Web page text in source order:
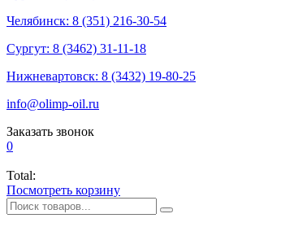
Челябинск: 8 (351) 216-30-54
Сургут: 8 (3462) 31-11-18
Нижневартовск: 8 (3432) 19-80-25
info@olimp-oil.ru
Заказать звонок
0
Total:
Посмотреть корзину